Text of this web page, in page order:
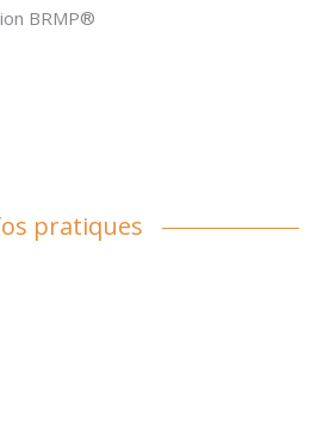
BRMP®
pratiques